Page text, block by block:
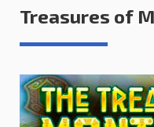
Treasures of